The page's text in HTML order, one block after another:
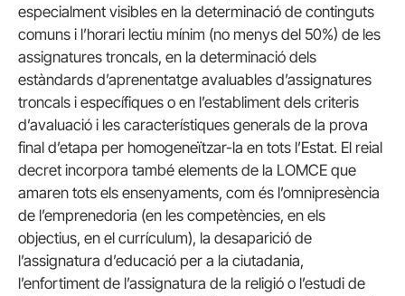
especialment visibles en la determinació de continguts
comuns i l’horari lectiu mínim (no menys del 50%) de les
assignatures troncals, en la determinació dels
estàndards d’aprenentatge avaluables d’assignatures
troncals i específiques o en l’establiment dels criteris
d’avaluació i les característiques generals de la prova
final d’etapa per homogeneïtzar-la en tots l’Estat. El reial
decret incorpora també elements de la LOMCE que
amaren tots els ensenyaments, com és l’omnipresència
de l’emprenedoria (en les competències, en els
objectius, en el currículum), la desaparició de
l’assignatura d’educació per a la ciutadania,
l’enfortiment de l’assignatura de la religió o l’estudi de